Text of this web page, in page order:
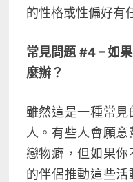
的性格或性偏好有
常見問題 #4 – 如
麼辦？
雖然這是一種常
人。有些人會願
戀物癖，但如果
的伴侶推動這些